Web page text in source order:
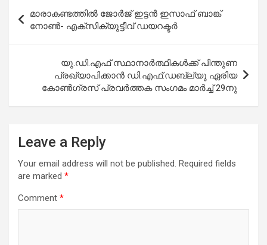
navigation
മാരാകണ്ടത്തിൽ ജോർജ് ഇട്ടൻ ഇസാഫ് ബാങ്ക്
നോൺ- എക്സിക്യുട്ടീവ് ഡയറക്ടർ
യു.ഡി.എഫ് സ്ഥാനാർത്ഥികൾക്ക് പിന്തുണ
പ്രഖ്യാപിക്കാൻ ഡി.എഫ്.ഡബ്ല്യു ഏരിയ
കോൺഗ്രസ് പ്രവർത്തക സംഗമം മാർച്ച് 29നു
Leave a Reply
Your email address will not be published. Required fields
are marked *
Comment *